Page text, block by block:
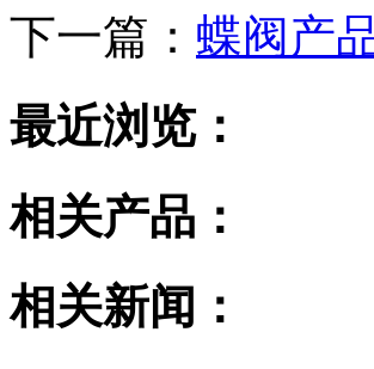
下一篇： 蝶阀产
最近浏览：
相关产品：
相关新闻：